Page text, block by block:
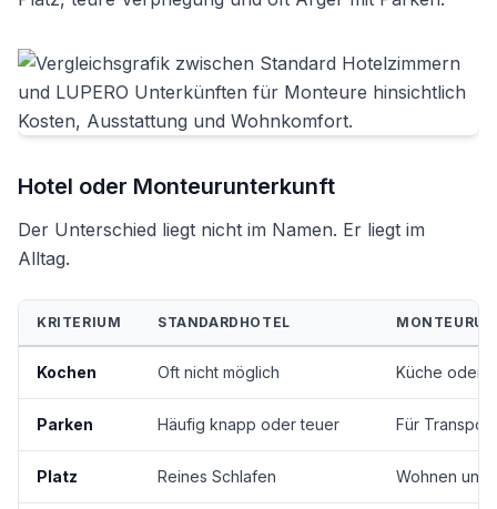
Hotel oder Monteurunterkunft
Der Unterschied liegt nicht im Namen. Er liegt im
Alltag.
KRITERIUM STANDARDHOTEL
Kochen Oft nicht möglich Küche oder
Parken Häufig knapp oder teuer Für
Platz Reines Schlafen Wohnen und